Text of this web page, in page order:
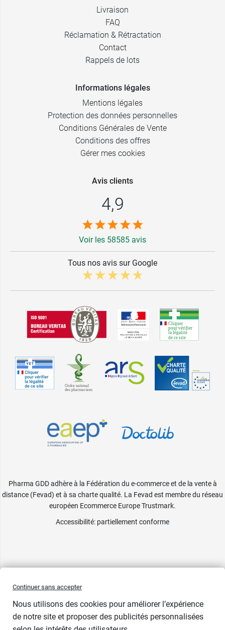
Livraison
FAQ
Réclamation & Rétractation
Contact
Rappels de lots
Informations légales
Mentions légales
Protection des données personnelles
Conditions Générales de Vente
Conditions des offres
Gérer mes cookies
Avis clients
4,9
Voir les 58585 avis
Tous nos avis sur Google
Pharma GDD adhère à la Fédération du e-commerce et de la vente à
distance (Fevad) et à sa charte qualité. La Fevad est membre du réseau
européen Ecommerce Europe Trustmark.
Accessibilité: partiellement conforme
Continuer sans accepter
Nous utilisons des cookies pour améliorer l’expérience
de notre site et proposer des publicités personnalisées